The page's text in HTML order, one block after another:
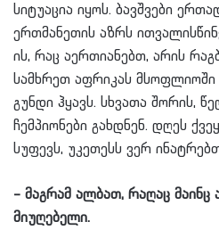
სიტუაცია იყოს. ბავშვები
ერთმანეთის აზრს
ის, რაც აერთიანებთ, არის
სამხრეთ აფრიკას
გუნდი ჰყავს. სხვათა შორის,
ჩემპიონები გახდნენ. დღეს
სუფევს, უკეთესს ვერ
– მაგრამ ალბათ, რაღაც მაინც
მიუღებელი.